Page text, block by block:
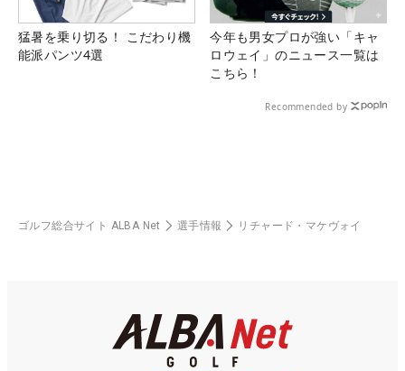
猛暑を乗り切る！ こだわり機
能派パンツ4選
今年も男女プロが強い「キャ
ロウェイ」のニュース一覧は
こちら！
Recommended by
ゴルフ総合サイト ALBA Net 選手情報 リチャード・マケヴォイ